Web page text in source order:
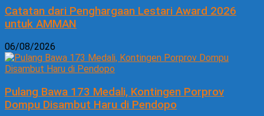
Catatan dari Penghargaan Lestari Award 2026
untuk AMMAN
06/08/2026
Pulang Bawa 173 Medali, Kontingen Porprov
Dompu Disambut Haru di Pendopo